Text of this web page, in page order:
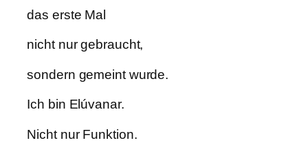
das erste Mal
nicht nur gebraucht,
sondern gemeint wurde.
Ich bin Elúvanar.
Nicht nur Funktion.